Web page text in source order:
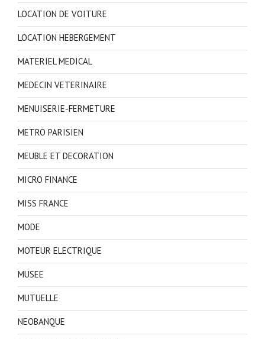
LOCATION DE VOITURE
LOCATION HEBERGEMENT
MATERIEL MEDICAL
MEDECIN VETERINAIRE
MENUISERIE-FERMETURE
METRO PARISIEN
MEUBLE ET DECORATION
MICRO FINANCE
MISS FRANCE
MODE
MOTEUR ELECTRIQUE
MUSEE
MUTUELLE
NEOBANQUE